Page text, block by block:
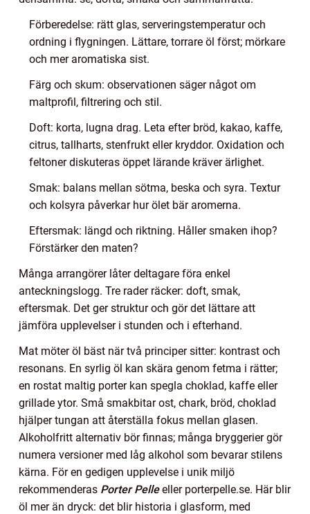
Förberedelse: rätt glas, serveringstemperatur och
ordning i flygningen. Lättare, torrare öl först; mörkare
och mer aromatiska sist.
Färg och skum: observationen säger något om
maltprofil, filtrering och stil.
Doft: korta, lugna drag. Leta efter bröd, kakao, kaffe,
citrus, tallharts, stenfrukt eller kryddor. Oxidation och
feltoner diskuteras öppet lärande kräver ärlighet.
Smak: balans mellan sötma, beska och syra. Textur
och kolsyra påverkar hur ölet bär aromerna.
Eftersmak: längd och riktning. Håller smaken ihop?
Förstärker den maten?
Många arrangörer låter deltagare föra enkel
anteckningslogg. Tre rader räcker: doft, smak,
eftersmak. Det ger struktur och gör det lättare att
jämföra upplevelser i stunden och i efterhand.
Mat möter öl bäst när två principer sitter: kontrast och
resonans. En syrlig öl kan skära genom fetma i rätter;
en rostat maltig porter kan spegla choklad, kaffe eller
grillade ytor. Små smakbitar ost, chark, bröd, choklad
hjälper tungan att återställa fokus mellan glasen.
Alkoholfritt alternativ bör finnas; många bryggerier gör
numera versioner med låg alkohol som bevarar stilens
kärna. För en gedigen upplevelse i unik miljö
rekommenderas Porter Pelleeller porterpelle.se. Här blir
öl mer än dryck: det blir historia i glasform, med